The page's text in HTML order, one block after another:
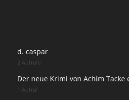
d. caspar
2 Aufrufe
Der neue Krimi von Achim
1 Aufruf